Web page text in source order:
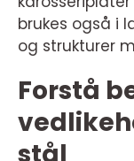
brukes også i
og strukturer
Forstå
stål